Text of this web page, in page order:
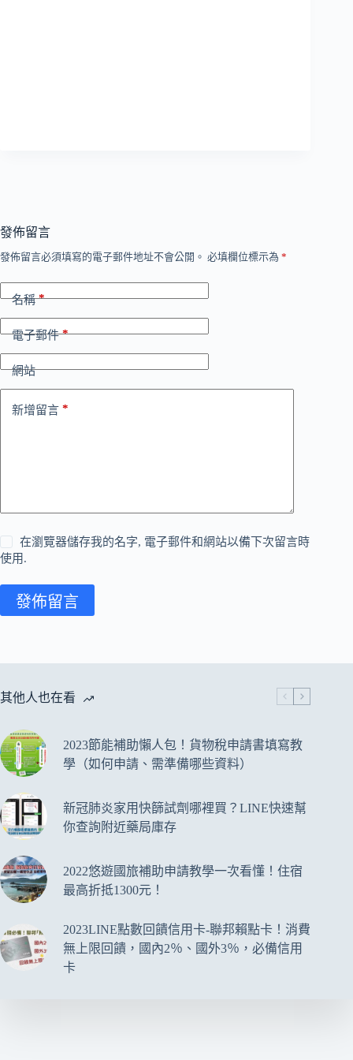
發佈留言
發佈留言必須填寫的電子郵件地址不會公開。 必填欄位標示為 *
名稱*
電子郵件*
網站
新增留言 *
在瀏覽器儲存我的名字, 電子郵件和網站以備下次留言時
使用.
發佈留言
其他人也在看
2023節能補助懶人包！貨物稅申請書填寫教
學（如何申請、需準備哪些資料）
新冠肺炎家用快篩試劑哪裡買？LINE快速幫
你查詢附近藥局庫存
2022悠遊國旅補助申請教學一次看懂！住宿
最高折抵1300元！
2023LINE點數回饋信用卡-聯邦賴點卡！消費
無上限回饋，國內2％、國外3％，必備信用
卡